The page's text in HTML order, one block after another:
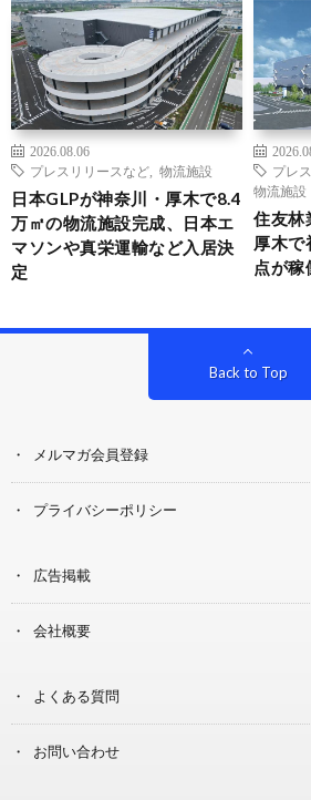
2026.08.06
プレスリリースなど
物流施設
日本GLPが神奈川・厚木で8.4
万㎡の物流施設完成、日本エ
マソンや真栄運輸など入居決
定
プレ
物流施設
住友林
厚木で
点が稼
Back to Top
メルマガ会員登録
プライバシーポリシー
広告掲載
会社概要
よくある質問
お問い合わせ